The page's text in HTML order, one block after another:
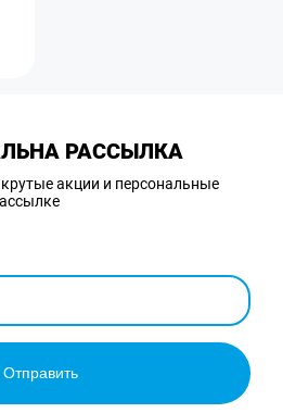
РАССЫЛКА
акции и персональные
Отправить